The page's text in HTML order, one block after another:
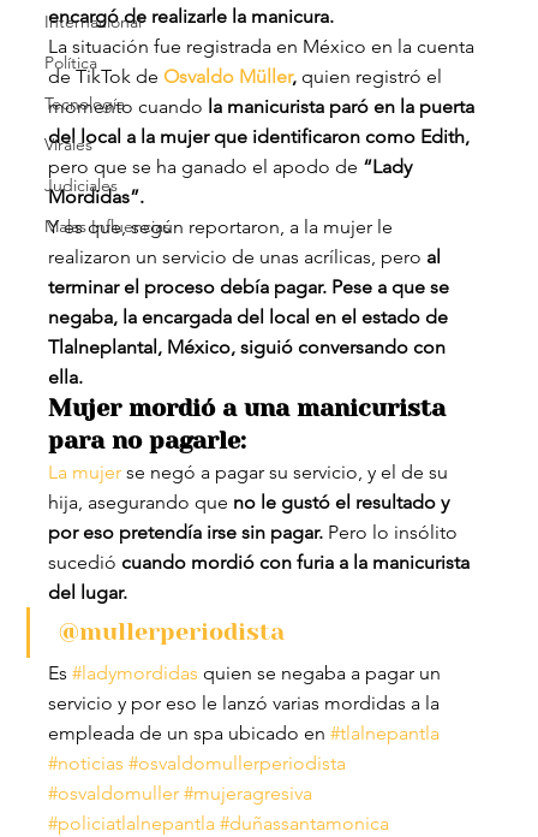
Internacional
Política
Tecnología
Virales
Judiciales
Malas Influencias
encargó de realizarle la manicura.
La situación fue registrada en México en la cuenta
de TikTok de Osvaldo Müller, quien registró el
momento cuando la manicurista paró en la puerta
del local a la mujer que identificaron como Edith,
pero que se ha ganado el apodo de “Lady
Mordidas”.
Y es que, según reportaron, a la mujer le
realizaron un servicio de unas acrílicas, pero al
terminar el proceso debía pagar. Pese a que se
negaba, la encargada del local en el estado de
Tlalneplantal, México, siguió conversando con
ella.
Mujer mordió a una manicurista
para no pagarle:
La mujer se negó a pagar su servicio, y el de su
hija, asegurando que no le gustó el resultado y
por eso pretendía irse sin pagar. Pero lo insólito
sucedió cuando mordió con furia a la manicurista
del lugar.
@mullerperiodista
Es #ladymordidas quien se negaba a pagar un
servicio y por eso le lanzó varias mordidas a la
empleada de un spa ubicado en #tlalnepantla
#noticias #osvaldomullerperiodista
#osvaldomuller #mujeragresiva
#policiatlalnepantla #duñassantamonica